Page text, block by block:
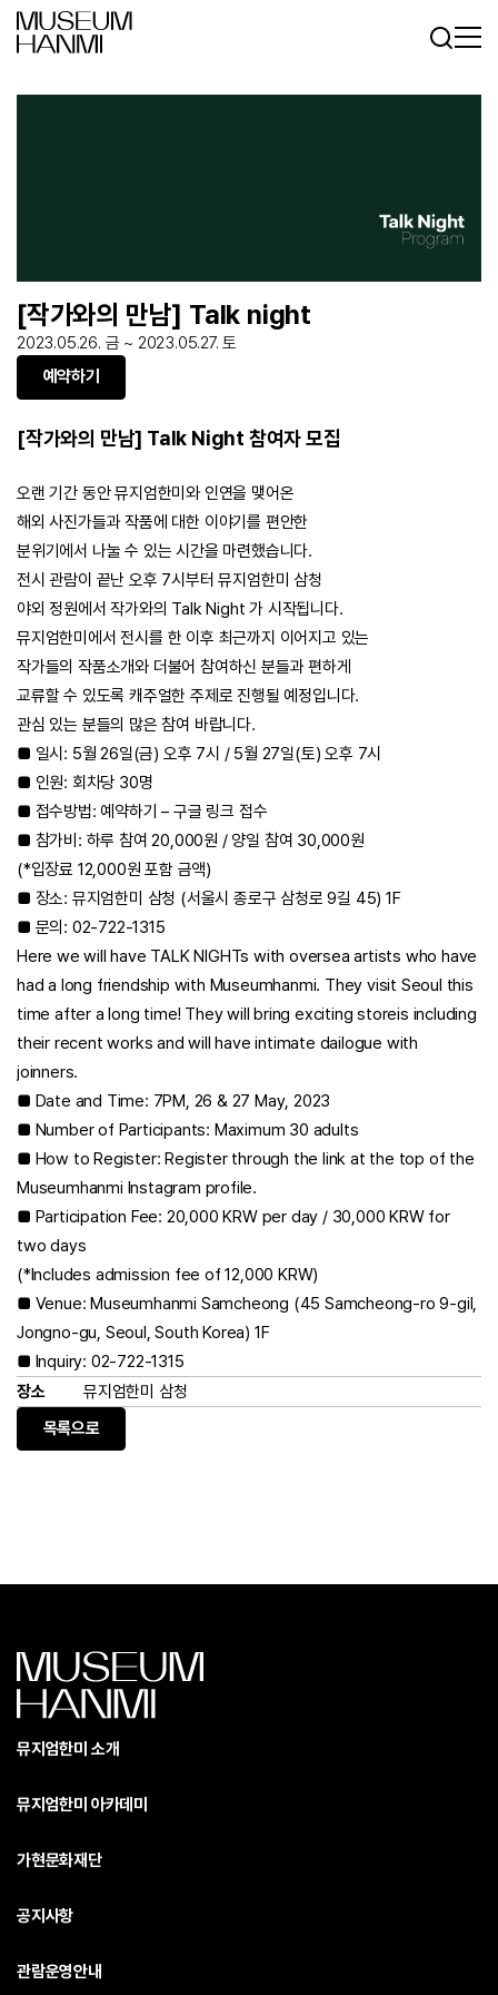
[작가와의 만남] Talk night
2023.05.26. 금 ~ 2023.05.27. 토
예약하기
[작가와의 만남] Talk Night 참여자 모집
오랜 기간 동안 뮤지엄한미와 인연을 맺어온
해외 사진가들과 작품에 대한 이야기를 편안한
분위기에서 나눌 수 있는 시간을 마련했습니다.
전시 관람이 끝난 오후 7시부터 뮤지엄한미 삼청
야외 정원에서 작가와의 Talk Night 가 시작됩니다.
뮤지엄한미에서 전시를 한 이후 최근까지 이어지고 있는
작가들의 작품소개와 더불어 참여하신 분들과 편하게
교류할 수 있도록 캐주얼한 주제로 진행될 예정입니다.
관심 있는 분들의 많은 참여 바랍니다.
■ 일시: 5월 26일(금) 오후 7시 / 5월 27일(토) 오후 7시
■ 인원: 회차당 30명
■ 접수방법: 예약하기 – 구글 링크 접수
■ 참가비: 하루 참여 20,000원 / 양일 참여 30,000원
(*입장료 12,000원 포함 금액)
■ 장소: 뮤지엄한미 삼청 (서울시 종로구 삼청로 9길 45) 1F
■ 문의: 02-722-1315
Here we will have TALK NIGHTs with oversea artists who have
had a long friendship with Museumhanmi. They visit Seoul this
time after a long time! They will bring exciting storeis including
their recent works and will have intimate dailogue with
joinners.
■ Date and Time: 7PM, 26 & 27 May, 2023
■ Number of Participants: Maximum 30 adults
■ How to Register: Register through the link at the top of the
Museumhanmi Instagram profile.
■ Participation Fee: 20,000 KRW per day / 30,000 KRW for
two days
(*Includes admission fee of 12,000 KRW)
■ Venue: Museumhanmi Samcheong (45 Samcheong-ro 9-gil,
Jongno-gu, Seoul, South Korea) 1F
■ Inquiry: 02-722-1315
장소
뮤지엄한미 삼청
목록으로
뮤지엄한미 소개
뮤지엄한미 아카데미
가현문화재단
공지사항
관람운영안내